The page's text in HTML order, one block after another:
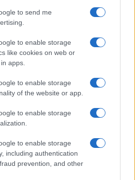
to send me
to enable storage
like cookies on web or
apps.
to enable storage
of the website or app.
to enable storage
to enable storage
including authentication
prevention, and other
in fiamme il primo piano di un
e intossicazioni tra caos e